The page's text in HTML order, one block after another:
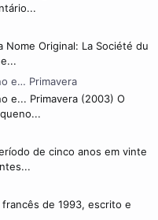
Nome Original: La Société du
e… Primavera
e... Primavera (2003) O
de cinco anos em vinte
de 1993, escrito e